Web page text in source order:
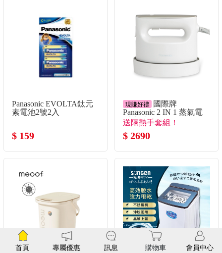
Panasonic EVOLTA鈦元
素電池2號2入
$ 159
現賺好禮
國際牌
Panasonic 2 IN 1 蒸氣電
熨斗(米白色)
送隔熱手套組！
$ 2690
首頁 專屬優惠 訊息 購物車 會員中心